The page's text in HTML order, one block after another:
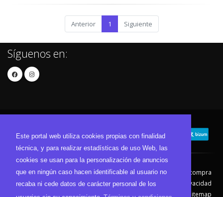
Este portal web utiliza cookies propias con finalidad
técnica, y para realizar estadísticas de uso Web, las
cookies se usan para la personalización de anuncios
que en ningún caso hacen identificable al usuario no
recaba ni cede datos de carácter personal de los
Anterior 1 Siguiente
Síguenos en:
Contacto Aviso Legal
Condiciones de compra
Política de envíos
Política de devolución
Política de Privacidad
Política de Cookies
Sitemap